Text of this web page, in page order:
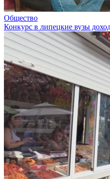
Общество
Конкурс в липецкие вузы